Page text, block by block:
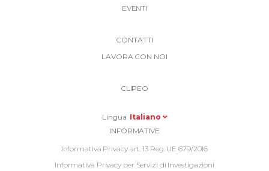
EVENTI
CONTATTI
LAVORA CON NOI
CLIPEO
Lingua Italiano
Informative
Footer
INFORMATIVE
Informativa Privacy art. 13 Reg. UE 679/2016
Informativa Privacy per Servizi di Investigazioni